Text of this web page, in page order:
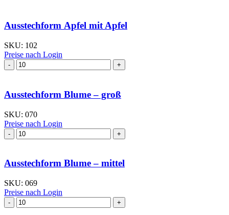
Ausstechform Apfel mit Apfel
SKU: 102
Preise nach Login
Ausstechform Apfel
mit
Menge
Ausstechform Blume – groß
SKU: 070
Preise nach Login
Ausstechform Blume
–
Menge
Ausstechform Blume – mittel
SKU: 069
Preise nach Login
Ausstechform Blume
–